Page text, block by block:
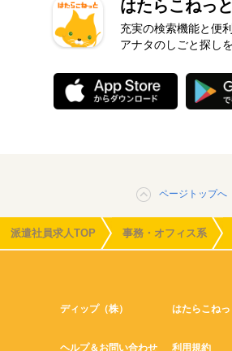
はたらこねっ
充実の検索機能と便
アナタのしごと探し
ページトップへ
派遣社員求人TOP 事務・オフィス系
ディップ（株） はたらこね
ヘルプ＆お問い合わせ 利用規約